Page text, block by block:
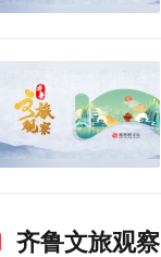
齐鲁文旅观察